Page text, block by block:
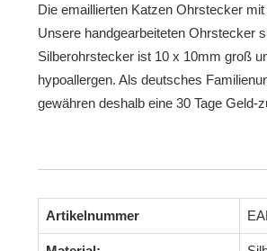
Die emaillierten Katzen Ohrstecker
Unsere handgearbeiteten Ohrstecker
Silberohrstecker ist 10 x 10mm groß
hypoallergen. Als deutsches
gewähren deshalb eine 30 Tage Geld-
Artikelnummer